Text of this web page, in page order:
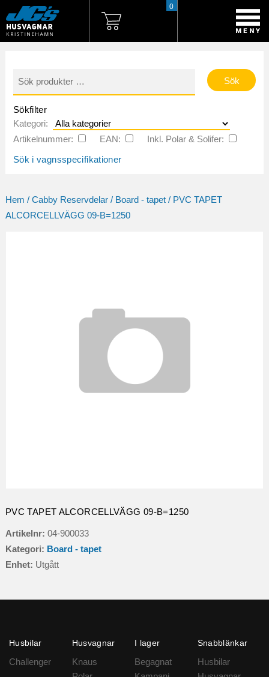
0
efter:
Sökfilter
Kategori:
Artikelnummer:
EAN:
Inkl. Polar & Solifer:
Sök i vagnsspecifikationer
Hem / Cabby Reservdelar/ Board - tapet/ PVC TAPET
ALCORCELLVÄGG 09-B=1250
PVC TAPET ALCORCELLVÄGG 09-B=1250
Artikelnr: 04-900033
Kategori: Board - tapet
Enhet: Utgått
Husbilar
Challenger
Husvagnar
Knaus
I lager
Begagnat
Snabblänkar
Husbilar